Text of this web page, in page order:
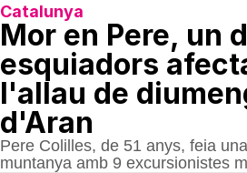
Catalunya
Mor en Pere, un
esquiadors
l'allau de
d'Aran
Pere Colilles, de 51 anys, feia
muntanya amb 9 excursionistes